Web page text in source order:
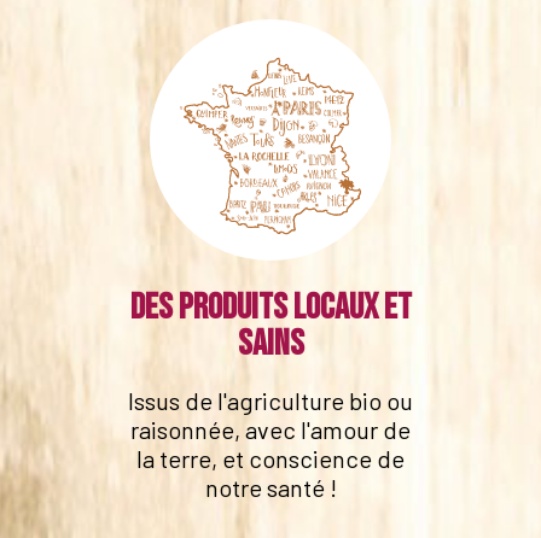
Des produits locaux et
sains
Issus de l'agriculture bio ou
raisonnée, avec l'amour de
la terre, et conscience de
notre santé !